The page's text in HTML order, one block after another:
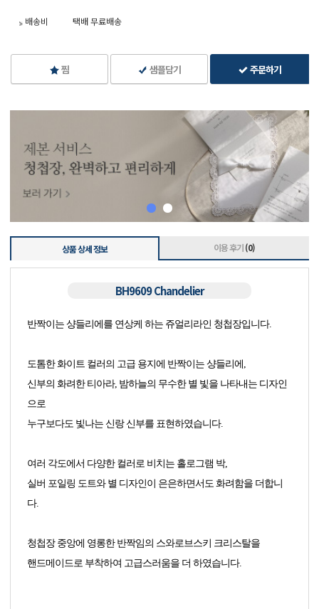
배송비 택배 무료배송
찜 샘플담기 주문하기
상품 상세 정보 이용 후기(0)
BH9609 Chandelier
반짝이는 샹들리에를 연상케 하는 쥬얼리라인 청첩장입니다.
도톰한 화이트 컬러의 고급 용지에 반짝이는 샹들리에,
신부의 화려한 티아라, 밤하늘의 무수한 별 빛을 나타내는 디자인
으로
누구보다도 빛나는 신랑 신부를 표현하였습니다.
여러 각도에서 다양한 컬러로 비치는 홀로그램 박,
실버 포일링 도트와 별 디자인이 은은하면서도 화려함을 더합니
다.
청첩장 중앙에 영롱한 반짝임의 스와로브스키 크리스탈을
핸드메이드로 부착하여 고급스러움을 더 하였습니다.